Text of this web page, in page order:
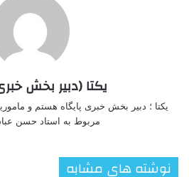
یکتا (دبیر بخش
یکتا ؛ دبیر بخش خبری پایگاه هستم و
مربوط به استاد حسن
نوشته های مشابه